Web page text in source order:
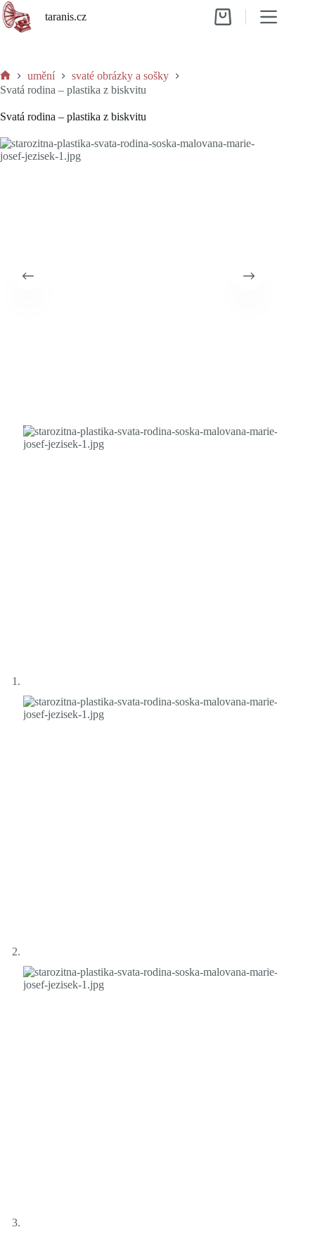
Skip
to
content
taranis.cz
Shopping
Home
umění
svaté obrázky a sošky
Svatá rodina – plastika z biskvitu
Svatá rodina – plastika z biskvitu